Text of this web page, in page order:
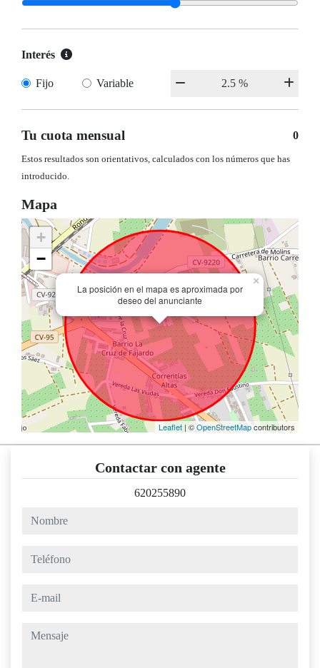
Interés
Fijo Variable
Tu cuota mensual 0
Estos resultados son orientativos, calculados con los números que has
introducido.
Mapa
La posición en el mapa es aproximada por
deseo del anunciante
×
+
−
Leaflet | ©OpenStreetMapcontributors
Contactar con agente
620255890
nombre
teléfono
e-mail
mensaje